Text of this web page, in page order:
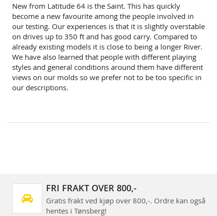
New from Latitude 64 is the Saint. This has quickly
become a new favourite among the people involved in
our testing. Our experiences is that it is slightly overstable
on drives up to 350 ft and has good carry. Compared to
already existing models it is close to being a longer River.
We have also learned that people with different playing
styles and general conditions around them have different
views on our molds so we prefer not to be too specific in
our descriptions.
FRI FRAKT OVER 800,-
Gratis frakt ved kjøp over 800,-. Ordre kan også
hentes i Tønsberg!